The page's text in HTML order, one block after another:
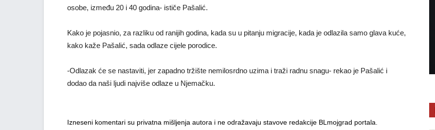
osobe, između 20 i 40 godina- ističe Pašalić.
Kako je pojasnio, za razliku od ranijih godina, kada su u pitanju migracije, kada je odlazila samo glava kuće,
kako kaže Pašalić, sada odlaze cijele porodice.
-Odlazak će se nastaviti, jer zapadno tržište nemilosrdno uzima i traži radnu snagu- rekao je Pašalić i
dodao da naši ljudi najviše odlaze u Njemačku.
Izneseni komentari su privatna mišljenja autora i ne odražavaju stavove redakcije BLmojgrad portala.